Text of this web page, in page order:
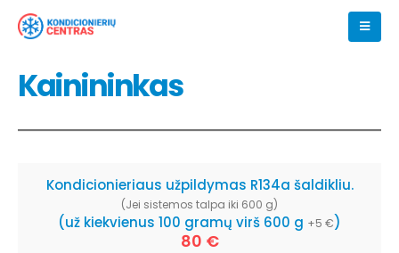
Kainininkas
Kondicionieriaus užpildymas R134a šaldikliu.
(Jei sistemos talpa iki 600 g)
(už kiekvienus 100 gramų virš 600 g +5 €)
80 €